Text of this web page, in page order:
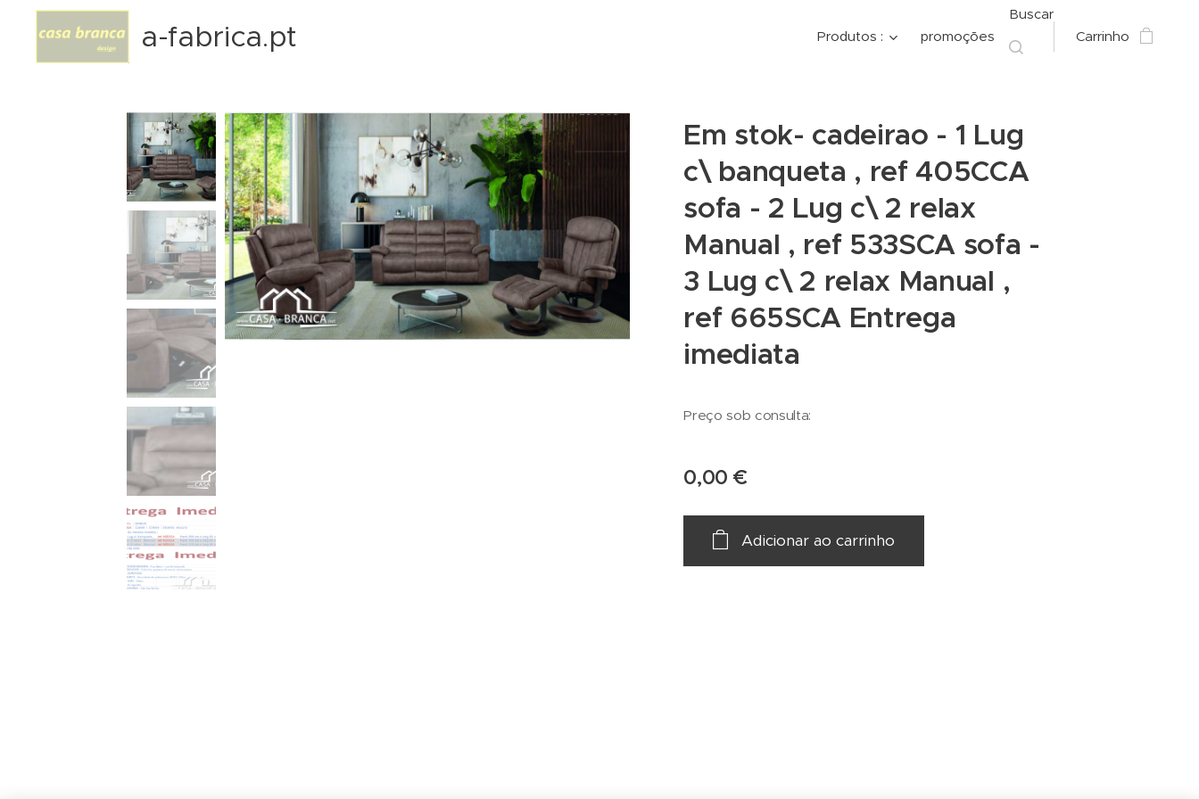
a-fabrica.pt Produtos : promoções
Buscar
Carrinho
Em stok- cadeirao - 1 Lug
c\ banqueta , ref 405CCA
sofa - 2 Lug c\ 2 relax
Manual , ref 533SCA sofa -
3 Lug c\ 2 relax Manual ,
ref 665SCA Entrega
imediata
Preço sob consulta:
0,00 €
Adicionar ao carrinho